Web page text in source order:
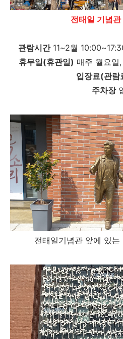
전태일 기념관
관람시간11~2월
휴무일(휴관일) 매주 월요일
입장료(관람
주차장
전태일기념관 앞에 있